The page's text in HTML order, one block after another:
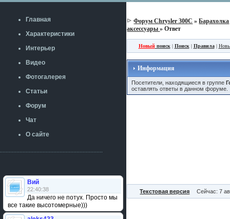
Главная
Характеристики
Интерьер
Видео
Фотогалерея
Статьи
Форум
Чат
О сайте
Вий
22:40:38
Да ничего не потух. Просто мы
все такие высотомерные)))
Форум Chrysler 300C »Барахолка
аксессуары» Ответ
Новыйпоиск| Поиск| Правила|
Информация
Посетители, находящиеся в группе
оставлять ответы в данном форуме.
Текстовая версия Сейчас: 7